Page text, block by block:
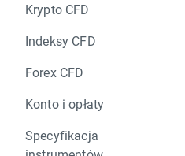
Krypto CFD
Indeksy CFD
Forex CFD
Konto i opłaty
Specyfikacja